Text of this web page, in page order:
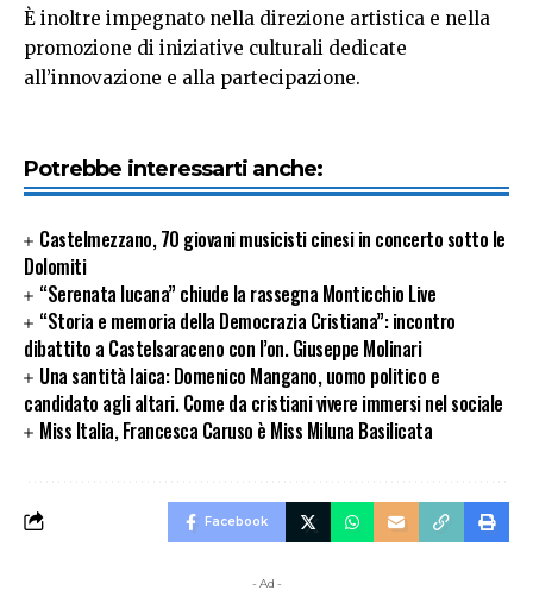
È inoltre impegnato nella direzione artistica e nella
promozione di iniziative culturali dedicate
all’innovazione e alla partecipazione.
Potrebbe interessarti anche:
Castelmezzano, 70 giovani musicisti cinesi in concerto sotto le
Dolomiti
“Serenata lucana” chiude la rassegna Monticchio Live
“Storia e memoria della Democrazia Cristiana”: incontro
dibattito a Castelsaraceno con l’on. Giuseppe Molinari
Una santità laica: Domenico Mangano, uomo politico e
candidato agli altari. Come da cristiani vivere immersi nel sociale
Miss Italia, Francesca Caruso è Miss Miluna Basilicata
Facebook
- Ad -